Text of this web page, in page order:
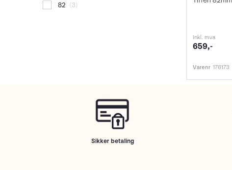
82 (3)
inkl. mva
659,-
Varenr 176173
Sikker betaling